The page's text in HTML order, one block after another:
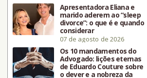
Apresentadora Eliana e
marido aderem ao “sleep
divorce”: o que é e quando
considerar
07 de agosto de 2026
Os 10 mandamentos do
Advogado: lições eternas
de Eduardo Couture sobre
o dever e a nobreza da